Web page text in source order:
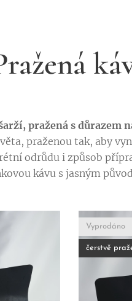
pražená s důrazem
praženou tak, aby
odrůdu i způsob
kávu s jasným
Vyprodáno
čerstvě